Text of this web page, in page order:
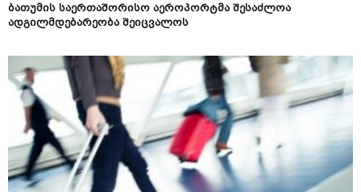
ბათუმის საერთაშორისო აეროპორტმა შესაძლოა
ადგილმდებარეობა შეიცვალოს